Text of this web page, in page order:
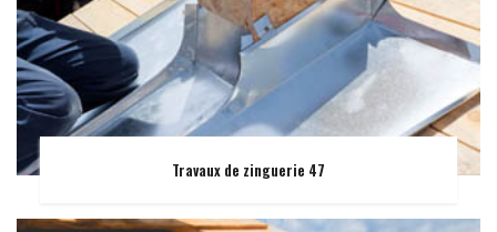
Travaux de zinguerie 47